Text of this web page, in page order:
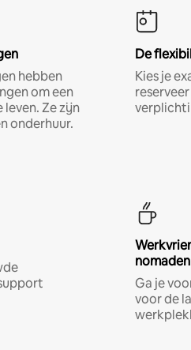
hebben
om een
Ze zijn
onderhuur.
De
Kies je
nomaden
Ga je
voor de